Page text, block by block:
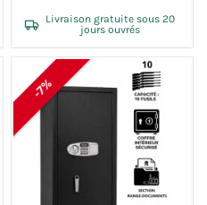
Livraison gratuite sous 20
jours ouvrés
-7%